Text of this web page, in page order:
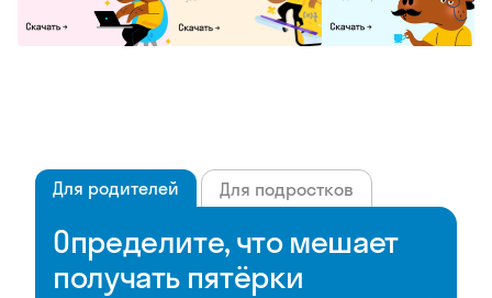
Для родителей Для подростков
Определите, что мешает
получать пятёрки